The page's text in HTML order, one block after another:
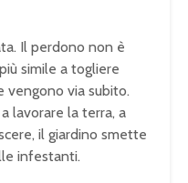
Il perdono non è
simile a togliere
vengono via subito.
lavorare la terra, a
il giardino smette
infestanti.